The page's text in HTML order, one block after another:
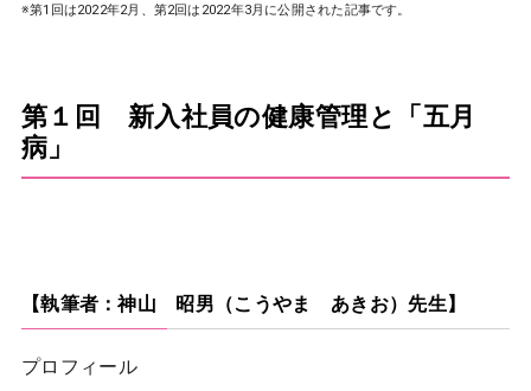
※第1回は2022年2月、第2回は2022年3月に公開された記事です。
第１回 新入社員の健康管理と「五月
病」
【執筆者：神山 昭男（こうやま あきお）先生】
プロフィール